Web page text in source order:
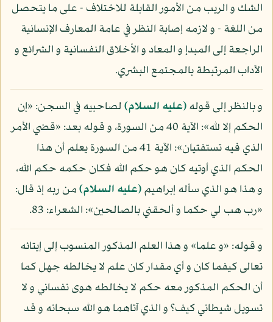
الشك و الريب من الأمور القابلة للاختلاف - على ما يتحصل
من اللغة - و لازمه إصابة النظر في عامة المعارف الإنسانية
الراجعة إلى المبدإ و المعاد و الأخلاق النفسانية و الشرائع و
الآداب المرتبطة بالمجتمع البشري.
و بالنظر إلى قوله(عليه السلام)لصاحبيه في السجن: «إن
الحكم إلا لله»: الآية 40 من السورة، و قوله بعد: «قضي الأمر
الذي فيه تستفتيان»: الآية 41 من السورة يعلم أن هذا
الحكم الذي أوتيه كان هو حكم الله فكان حكمه حكم الله،
و هذا هو الذي سأله إبراهيم(عليه السلام)من ربه إذ قال:
«رب هب لي حكما و ألحقني بالصالحين»: الشعراء: 83.
و قوله: «و علما» و هذا العلم المذكور المنسوب إلى إيتائه
تعالى كيفما كان و أي مقدار كان علم لا يخالطه جهل كما
أن الحكم المذكور معه حكم لا يخالطه هوى نفساني و لا
تسويل شيطاني كيف؟ و الذي آتاهما هو الله سبحانه و قد